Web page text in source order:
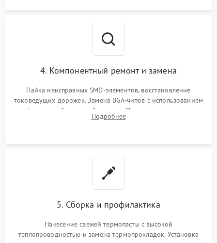
4. Компонентный ремонт и замена
Пайка неисправных SMD-элементов, восстановление
токоведущих дорожек. Замена BGA-чипов с использованием
инфракрасной паяльной станции. Прошивка микросхемы
BIOS или замена поврежденных портов USB
Подробнее
5. Сборка и профилактика
Нанесение свежей термопасты с высокой
теплопроводностью и замена термопрокладок. Установка